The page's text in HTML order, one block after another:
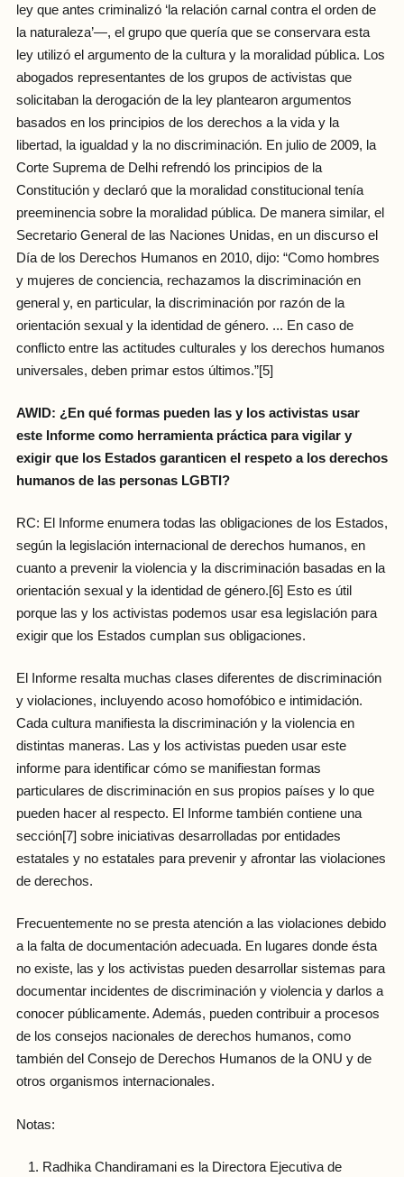
ley que antes criminalizó ‘la relación carnal contra el orden de
la naturaleza’—, el grupo que quería que se conservara esta
ley utilizó el argumento de la cultura y la moralidad pública. Los
abogados representantes de los grupos de activistas que
solicitaban la derogación de la ley plantearon argumentos
basados en los principios de los derechos a la vida y la
libertad, la igualdad y la no discriminación. En julio de 2009, la
Corte Suprema de Delhi refrendó los principios de la
Constitución y declaró que la moralidad constitucional tenía
preeminencia sobre la moralidad pública. De manera similar, el
Secretario General de las Naciones Unidas, en un discurso el
Día de los Derechos Humanos en 2010, dijo: “Como hombres
y mujeres de conciencia, rechazamos la discriminación en
general y, en particular, la discriminación por razón de la
orientación sexual y la identidad de género. ... En caso de
conflicto entre las actitudes culturales y los derechos humanos
universales, deben primar estos últimos.”[5]
AWID: ¿En qué formas pueden las y los activistas usar
este Informe como herramienta práctica para vigilar y
exigir que los Estados garanticen el respeto a los derechos
humanos de las personas LGBTI?
RC: El Informe enumera todas las obligaciones de los Estados,
según la legislación internacional de derechos humanos, en
cuanto a prevenir la violencia y la discriminación basadas en la
orientación sexual y la identidad de género.[6] Esto es útil
porque las y los activistas podemos usar esa legislación para
exigir que los Estados cumplan sus obligaciones.
El Informe resalta muchas clases diferentes de discriminación
y violaciones, incluyendo acoso homofóbico e intimidación.
Cada cultura manifiesta la discriminación y la violencia en
distintas maneras. Las y los activistas pueden usar este
informe para identificar cómo se manifiestan formas
particulares de discriminación en sus propios países y lo que
pueden hacer al respecto. El Informe también contiene una
sección[7] sobre iniciativas desarrolladas por entidades
estatales y no estatales para prevenir y afrontar las violaciones
de derechos.
Frecuentemente no se presta atención a las violaciones debido
a la falta de documentación adecuada. En lugares donde ésta
no existe, las y los activistas pueden desarrollar sistemas para
documentar incidentes de discriminación y violencia y darlos a
conocer públicamente. Además, pueden contribuir a procesos
de los consejos nacionales de derechos humanos, como
también del Consejo de Derechos Humanos de la ONU y de
otros organismos internacionales.
Notas:
Radhika Chandiramani es la Directora Ejecutiva de